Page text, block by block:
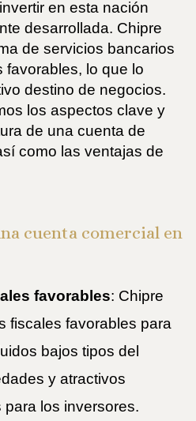
en esta nación
desarrollada. Chipre
de servicios bancarios
favorables, lo que lo
destino de negocios.
los aspectos clave y
de una cuenta de
como las ventajas de
cuenta comercial en
favorables: Chipre
fiscales favorables para
bajos tipos del
y atractivos
los inversores.